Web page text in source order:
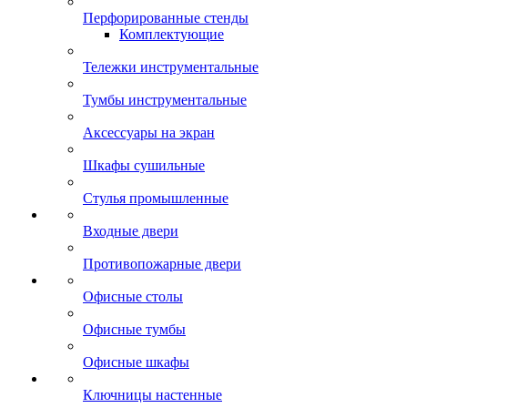
Перфорированные стенды
Комплектующие
Тележки инструментальные
Тумбы инструментальные
Аксессуары на экран
Шкафы сушильные
Стулья промышленные
Входные двери
Противопожарные двери
Офисные столы
Офисные тумбы
Офисные шкафы
Ключницы настенные